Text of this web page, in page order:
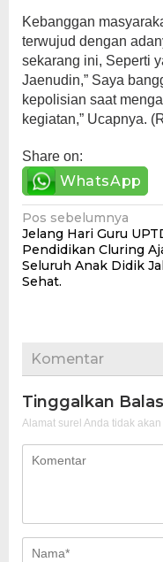
Kebanggan
terwujud dengan
sekarang ini, Seperti
Jaenudin,” Saya
kepolisian saat
kegiatan,” Ucapnya.
Share on:
WhatsApp
Navigasi
pos
Pos sebelumnya
Jelang Hari Guru
Pendidikan Cluring
Seluruh Anak Didik
Sehat.
Komentar
Tinggalkan
Alamat surel Anda tidak